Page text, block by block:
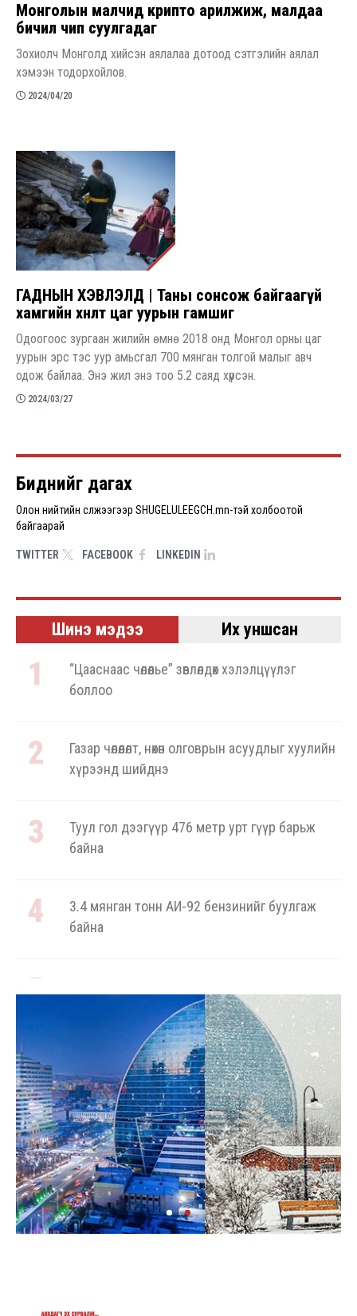
Монголын малчид крипто арилжиж, малдаа
бичил чип суулгадаг
Зохиолч Монголд хийсэн аялалаа дотоод сэтгэлийн аялал
хэмээн тодорхойлов.
2024/04/20
​ГАДНЫН ХЭВЛЭЛД | Таны сонсож байгаагүй
хамгийн хөнөөлт цаг уурын гамшиг
Одоогоос зургаан жилийн өмнө 2018 онд Монгол орны цаг
уурын эрс тэс уур амьсгал 700 мянган толгой малыг авч
одож байлаа. Энэ жил энэ тоо 5.2 саяд хүрсэн.
2024/03/27
Биднийг дагах
Олон нийтийн сүлжээгээр SHUGELULEEGCH.mn-тэй холбоотой
байгаарай
TWITTER FACEBOOK LINKEDIN
Шинэ мэдээ Их уншсан
“Цааснаас чөлөөлье” зөвлөлдөх хэлэлцүүлэг
боллоо
Газар чөлөөлөлт, нөхөн олговрын асуудлыг хуулийн
хүрээнд шийднэ
Туул гол дээгүүр 476 метр урт гүүр барьж
байна
3.4 мянган тонн АИ-92 бензинийг буулгаж
байна
тонн АИ-92 автобензин тогтмол нийлүүлэх
хүсэлт тавилаа
Бамбай хоншоорт могойд хатгуулахаас
сэрэмжлээрэй
Ц.Идэрбат: Мал эмнэлгийн салбарын өрсөлдөх
чадварыг нэмэгдүүлэхийн тулд 10 чиглэлээр
20 арга хэмжээ хэрэгжүүлнэ